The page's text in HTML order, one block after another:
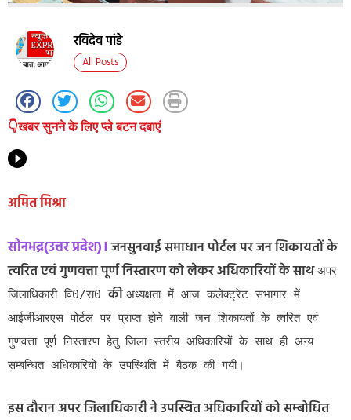
रविदेव पांडे
All Posts
👇खबर सुनने के लिए प्ले बटन दबाएं
अमित मिश्रा
सोनभद्र(उत्तर प्रदेश)।जनसुनवाई समाधान पोर्टल पर जन शिकायतों के
त्वरित एवं गुणवत्ता पूर्ण निस्तारण को लेकर अधिकारियों के साथअपर
जिलाधिकारी वि0/रा0कीअध्यक्षता में आज कलेक्ट्रेट सभागार में
आईजीआरएस पोर्टल पर प्राप्त होने वाली जन शिकायतों के त्वरित एवं
गुणवत्ता पूर्ण निस्तारण हेतु जिला स्तरीय अधिकारियों के साथ ही अन्य
सम्बन्धित अधिकारियों के उपस्थिति में बैठक की गयी।
इस दौरान अपर जिलाधिकारी ने उपस्थित अधिकारियों को सम्बोधित